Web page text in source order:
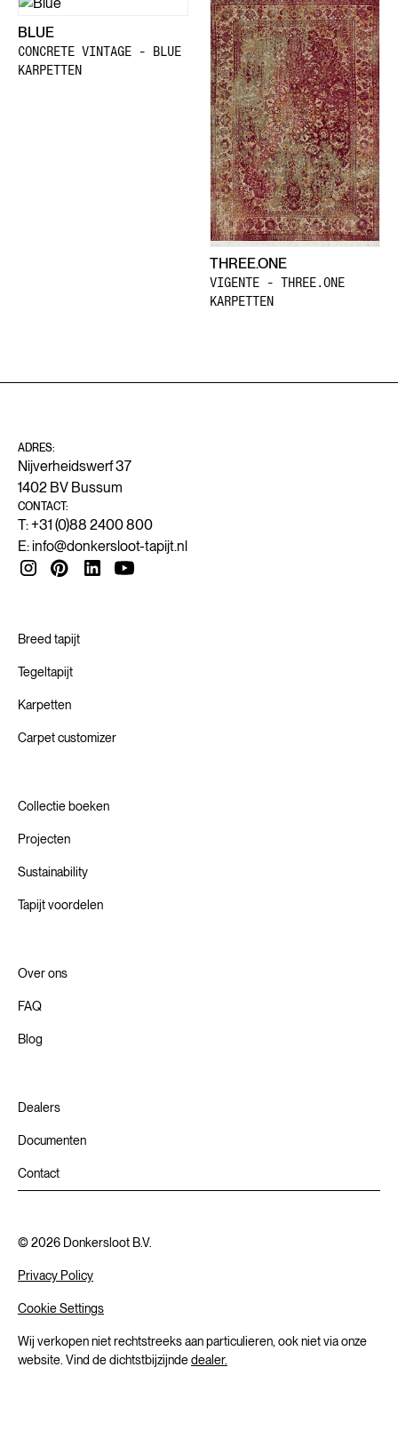
BLUE
CONCRETE VINTAGE - BLUE
KARPETTEN
THREE.ONE
VIGENTE - THREE.ONE
KARPETTEN
ADRES:
Nijverheidswerf 37
1402 BV Bussum
CONTACT:
T: +31 (0)88 2400 800
E:info@donkersloot-tapijt.nl
Breed tapijt
Tegeltapijt
Karpetten
Carpet customizer
Collectie boeken
Projecten
Sustainability
Tapijt voordelen
Over ons
FAQ
Blog
Dealers
Documenten
Contact
Wij verkopen niet rechtstreeks aan particulieren, ook niet via onze
website. Vind de dichtstbijzijndedealer.
Privacy Policy
Cookie Settings
©2026 Donkersloot B.V.